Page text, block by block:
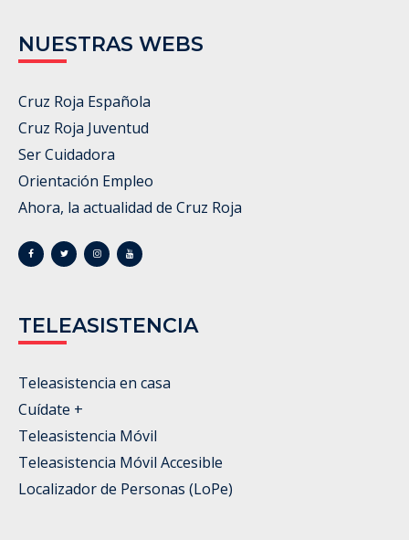
NUESTRAS WEBS
Cruz Roja Española
Cruz Roja Juventud
Ser Cuidadora
Orientación Empleo
Ahora, la actualidad de Cruz Roja
TELEASISTENCIA
Teleasistencia en casa
Cuídate +
Teleasistencia Móvil
Teleasistencia Móvil Accesible
Localizador de Personas (LoPe)